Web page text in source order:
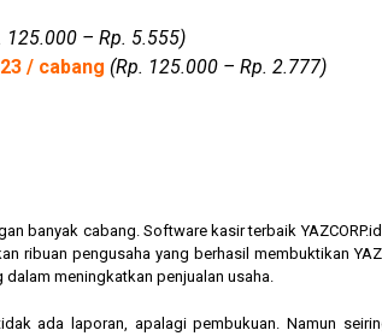
125.000 – Rp. 5.555)
/ cabang (Rp. 125.000 – Rp. 2.777)
banyak cabang. Software kasir terbaik
ribuan pengusaha yang berhasil membuktikan
meningkatkan penjualan usaha.
ada laporan, apalagi pembukuan. Namun